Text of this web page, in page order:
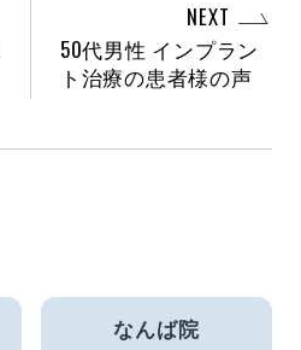
NEXT
50代男性 インプラン
ト治療の患者様の声
なんば院